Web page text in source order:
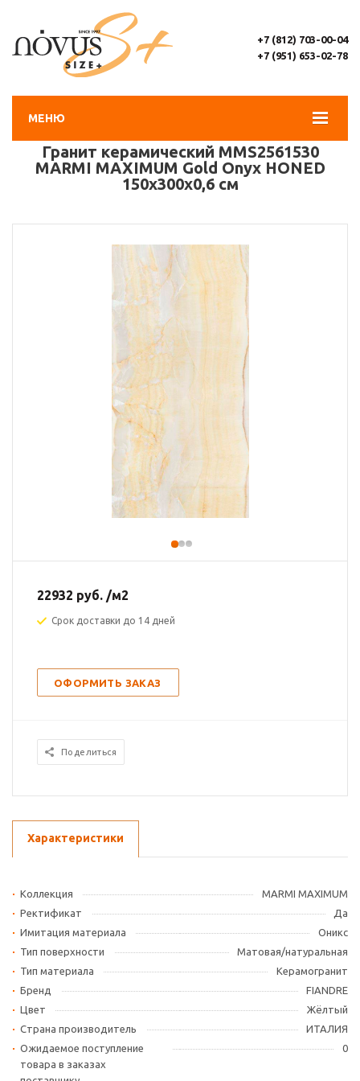
МЕНЮ
+7 (812) 703-00-04
+7 (951) 653-02-78
Гранит керамический MMS2561530
MARMI MAXIMUM Gold Onyx HONED
150х300х0,6 см
22932 руб. /м2
Срок доставки до 14 дней
ОФОРМИТЬ ЗАКАЗ
Поделиться
Характеристики
Коллекция
MARMI MAXIMUM
Ректификат
Да
Имитация материала
Оникс
Тип поверхности
Матовая/натуральная
Тип материала
Керамогранит
Бренд
FIANDRE
Цвет
Жёлтый
Страна производитель
ИТАЛИЯ
Ожидаемое поступление
товара в заказах
0